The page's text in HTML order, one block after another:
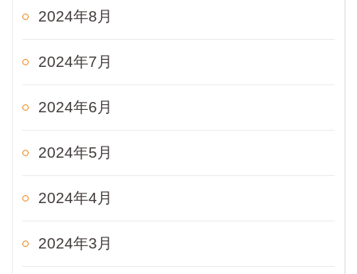
2024年8月
2024年7月
2024年6月
2024年5月
2024年4月
2024年3月